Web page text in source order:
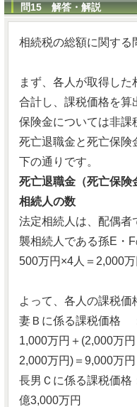
問15 解答・解説
相続税の総額に関する
まず、各人が取得し
合計し、課税価格を算
保険金については非課
死亡退職金と死亡保険
下の通りです。
死亡退職金（死亡保険
相続人の数
法定相続人は、配偶者
襲相続人である孫E・
500万円×4人＝2,000
よって、各人の課税価
妻Ｂに係る課税価格
1,000万円＋(2,000万
2,000万円)＝9,000万円
長男Ｃに係る課税価格
億3,000万円